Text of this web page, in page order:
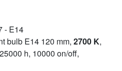
- E14
bulb E14 120 mm, 2700 K,
h, 10000 on/off,